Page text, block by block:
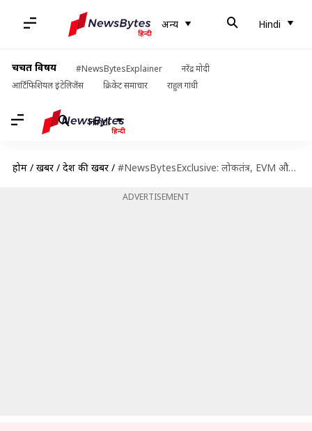
अन्य Hindi
चर्चित विषय #NewsBytesExplainer
नरेंद्र मोदी
आर्टिफिशियल इंटेलिजेंस
क्रिकेट समाचार राहुल गांधी
Hindi
होम / खबरें / देश की खबरें / #NewsBytesExclusive: लोकतंत्र, EVM और चुनावों पर पूर्व मुख्य चुनाव आयुक्त एसवाई कुरैशी से खास बातचीत
ADVERTISEMENT